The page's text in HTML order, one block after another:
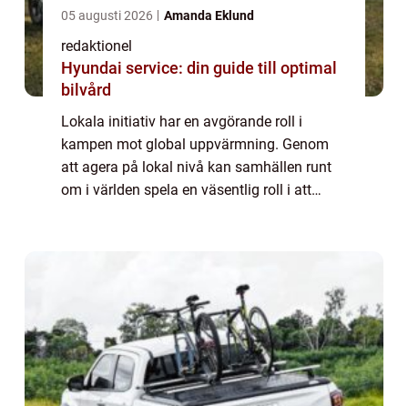
05 augusti 2026 Amanda Eklund
redaktionel
Hyundai service: din guide till optimal
bilvård
Lokala initiativ har en avgörande roll i
kampen mot global uppvärmning. Genom
att agera på lokal nivå kan samhällen runt
om i världen spela en väsentlig roll i att